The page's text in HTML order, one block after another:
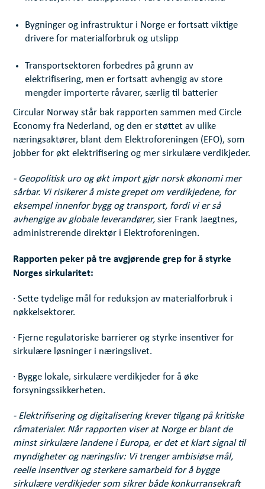
Bygninger og infrastruktur i Norge er fortsatt viktige
drivere for materialforbruk og utslipp
Transportsektoren forbedres på grunn av
elektrifisering, men er fortsatt avhengig av store
mengder importerte råvarer, særlig til batterier
Circular Norway står bak rapporten sammen med Circle
Economy fra Nederland, og den er støttet av ulike
næringsaktører, blant dem Elektroforeningen (EFO), som
jobber for økt elektrifisering og mer sirkulære verdikjeder.
- Geopolitisk uro og økt import gjør norsk økonomi mer
sårbar. Vi risikerer å miste grepet om verdikjedene, for
eksempel innenfor bygg og transport, fordi vi er så
avhengige av globale leverandører, sier Frank Jaegtnes,
administrerende direktør i Elektroforeningen.
Rapporten peker på tre avgjørende grep for å styrke
Norges sirkularitet:
· Sette tydelige mål for reduksjon av materialforbruk i
nøkkelsektorer.
· Fjerne regulatoriske barrierer og styrke insentiver for
sirkulære løsninger i næringslivet.
· Bygge lokale, sirkulære verdikjeder for å øke
forsyningssikkerheten.
- Elektrifisering og digitalisering krever tilgang på kritiske
råmaterialer. Når rapporten viser at Norge er blant de
minst sirkulære landene i Europa, er det et klart signal til
myndigheter og næringsliv: Vi trenger ambisiøse mål,
reelle insentiver og sterkere samarbeid for å bygge
sirkulære verdikjeder som sikrer både konkurransekraft